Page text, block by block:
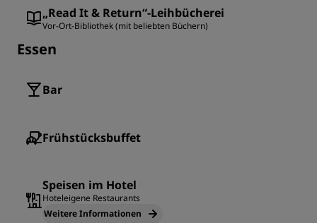
„Read It & Return“-Leihbücherei
Vor-Ort-Bibliothek (mit beliebten Büchern)
Essen
Bar
Frühstücksbuffet
Speisen im Hotel
Hoteleigene Restaurants
Weitere Informationen